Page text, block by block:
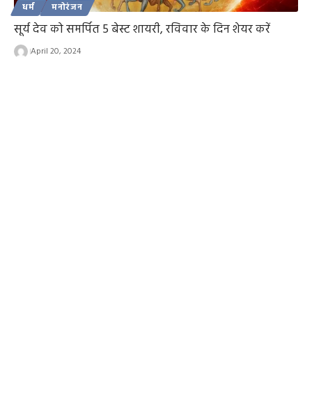
धर्म मनोरंजन
सूर्य देव को समर्पित 5 बेस्ट शायरी, रविवार के दिन शेयर करें
April 20, 2024